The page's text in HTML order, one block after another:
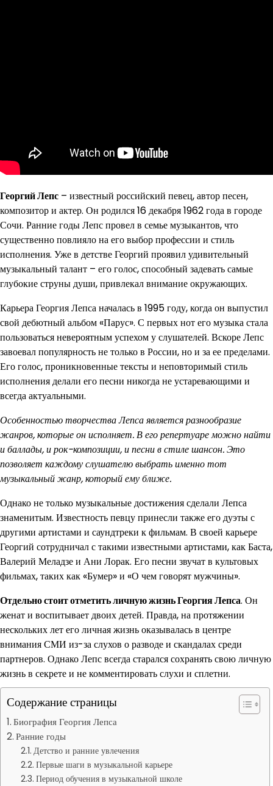
Георгий Лепс – известный российский певец, автор песен,
композитор и актер. Он родился 16 декабря 1962 года в городе
Сочи. Ранние годы Лепс провел в семье музыкантов, что
существенно повлияло на его выбор профессии и стиль
исполнения. Уже в детстве Георгий проявил удивительный
музыкальный талант – его голос, способный задевать самые
глубокие струны души, привлекал внимание окружающих.
Карьера Георгия Лепса началась в 1995 году, когда он выпустил
свой дебютный альбом «Парус». С первых нот его музыка стала
пользоваться невероятным успехом у слушателей. Вскоре Лепс
завоевал популярность не только в России, но и за ее пределами.
Его голос, проникновенные тексты и неповторимый стиль
исполнения делали его песни никогда не устаревающими и
всегда актуальными.
Особенностью творчества Лепса является разнообразие
жанров, которые он исполняет. В его репертуаре можно найти
и баллады, и рок-композиции, и песни в стиле шансон. Это
позволяет каждому слушателю выбрать именно тот
музыкальный жанр, который ему ближе.
Однако не только музыкальные достижения сделали Лепса
знаменитым. Известность певцу принесли также его дуэты с
другими артистами и саундтреки к фильмам. В своей карьере
Георгий сотрудничал с такими известными артистами, как Баста,
Валерий Меладзе и Ани Лорак. Его песни звучат в культовых
фильмах, таких как «Бумер» и «О чем говорят мужчины».
Отдельно стоит отметить личную жизнь Георгия Лепса. Он
женат и воспитывает двоих детей. Правда, на протяжении
нескольких лет его личная жизнь оказывалась в центре
внимания СМИ из-за слухов о разводе и скандалах среди
партнеров. Однако Лепс всегда старался сохранять свою личную
жизнь в секрете и не комментировать слухи и сплетни.
Содержание страницы
Биография Георгия Лепса
Ранние годы
Детство и ранние увлечения
Первые шаги в музыкальной карьере
Период обучения в музыкальной школе